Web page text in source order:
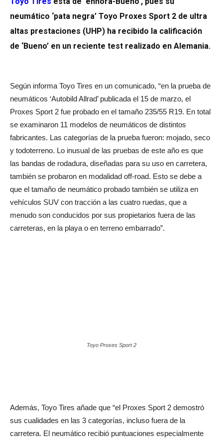
neumático ‘pata negra’ Toyo Proxes Sport 2 de ultra
altas prestaciones (UHP) ha recibido la calificación
de ‘Bueno’ en un reciente test realizado en Alemania.
Según informa Toyo Tires en un comunicado, “en la prueba de
neumáticos ‘Autobild Allrad’ publicada el 15 de marzo, el
Proxes Sport 2 fue probado en el tamaño 235/55 R19. En total
se examinaron 11 modelos de neumáticos de distintos
fabricantes. Las categorías de la prueba fueron: mojado, seco
y todoterreno. Lo inusual de las pruebas de este año es que
las bandas de rodadura, diseñadas para su uso en carretera,
también se probaron en modalidad off-road. Esto se debe a
que el tamaño de neumático probado también se utiliza en
vehículos SUV con tracción a las cuatro ruedas, que a
menudo son conducidos por sus propietarios fuera de las
carreteras, en la playa o en terreno embarrado”.
Toyo Proxes Sport 2
Además, Toyo Tires añade que “el Proxes Sport 2 demostró
sus cualidades en las 3 categorías, incluso fuera de la
carretera. El neumático recibió puntuaciones especialmente